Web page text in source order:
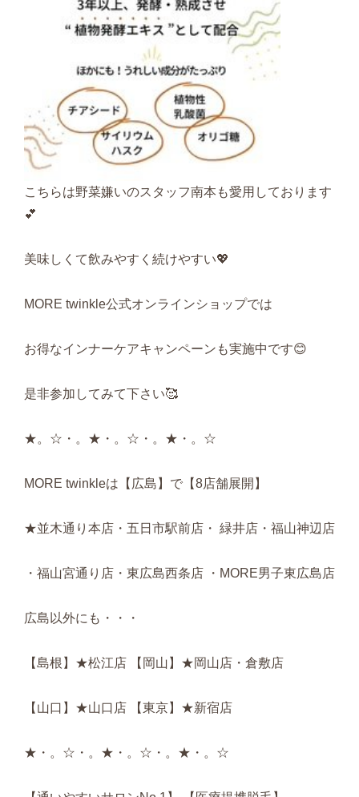
こちらは野菜嫌いのスタッフ南本も愛用しております
💕
美味しくて飲みやすく続けやすい💖
MORE twinkle公式オンラインショップでは
お得なインナーケアキャンペーンも実施中です😊
是非参加してみて下さい🥰
★。☆・。★・。☆・。★・。☆
MORE twinkleは【広島】で【8店舗展開】
★並木通り本店・五日市駅前店・ 緑井店・福山神辺店
・福山宮通り店・東広島西条店 ・MORE男子東広島店
広島以外にも・・・
【島根】★松江店 【岡山】★岡山店・倉敷店
【山口】★山口店 【東京】★新宿店
★・。☆・。★・。☆・。★・。☆